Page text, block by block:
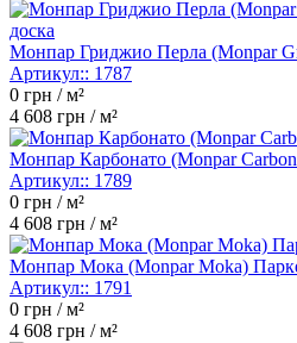
Монпар Гриджио Перла (Monpar
Артикул:: 1787
0 грн / м²
4 608 грн / м²
Монпар Карбонато (Monpar
Артикул:: 1789
0 грн / м²
4 608 грн / м²
Монпар Мока (Monpar Moka)
Артикул:: 1791
0 грн / м²
4 608 грн / м²